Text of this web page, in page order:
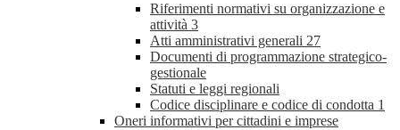
Riferimenti normativi su organizzazione e
attività 3
Atti amministrativi generali 27
Documenti di programmazione strategico-
gestionale
Statuti e leggi regionali
Codice disciplinare e codice di condotta 1
Oneri informativi per cittadini e imprese